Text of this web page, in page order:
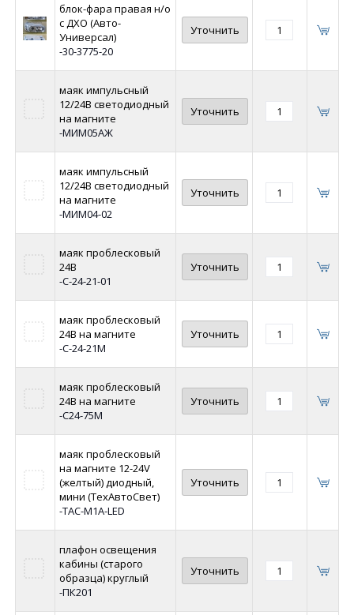
блок-фара правая н/о
с ДХО (Авто-
Универсал)
-30-3775-20
Уточнить
маяк импульсный
12/24В светодиодный
на магните
-МИМ05АЖ
Уточнить
маяк импульсный
12/24В светодиодный
на магните
-МИМ04-02
Уточнить
маяк проблесковый
24В
-С-24-21-01
Уточнить
маяк проблесковый
24В на магните
-С-24-21М
Уточнить
маяк проблесковый
24В на магните
-C24-75M
Уточнить
маяк проблесковый
на магните 12-24V
(желтый) диодный,
мини (ТехАвтоСвет)
-ТАС-М1А-LED
Уточнить
плафон освещения
кабины (старого
образца) круглый
-ПК201
Уточнить